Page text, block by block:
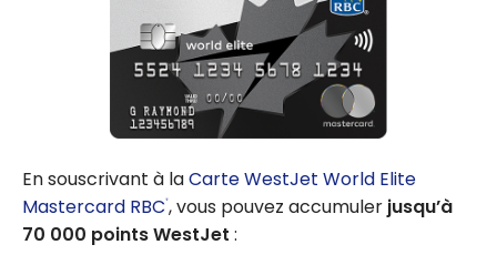
En souscrivant à laCarte WestJet World Elite
Mastercard RBC®, vous pouvez accumuler jusqu’à
70 000 points WestJet :